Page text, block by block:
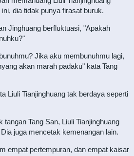
dia tidak punya firasat buruk.
Jinghuang berfluktuasi, "Apakah
Jika aku membunuhmu lagi,
akan marah padaku" kata Tang
Liuli Tianjinghuang tak berdaya seperti
tangan Tang San, Liuli Tianjinghuang
juga mencetak kemenangan lain.
empat pertempuran, dan empat kaisar